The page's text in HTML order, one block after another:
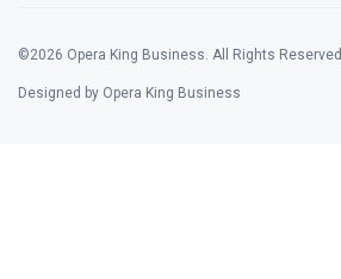
©2026 Opera King Business. All Rights Reserved.
Designed by Opera King Business